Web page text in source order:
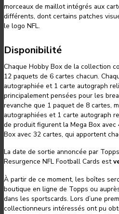
morceaux de maillot intégrés aux
différents, dont certains patches
le logo NFL.
Disponibilité
Chaque Hobby Box de la collection
12 paquets de 6 cartes chacun.
autographiée et 1 carte autograph
principalement pensées pour les
revanche que 1 paquet de 8 cartes,
autographiées et 1 carte autograph
de produit figurent la Mega Box
Box avec 32 cartes, qui apportent
La date de sortie annoncée par
Resurgence NFL Football Cards est
À partir de ce moment, les boîtes
boutique en ligne de Topps ou
dans les sportscards. Lors d’une
collectionneurs intéressés ont pu